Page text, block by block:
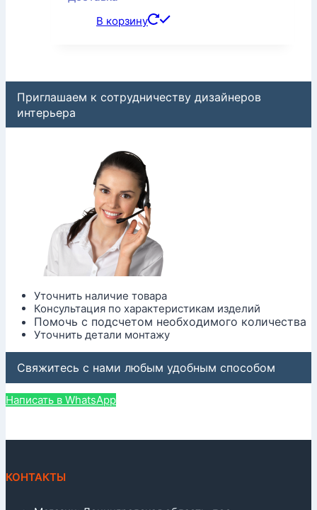
В корзину
Приглашаем к сотрудничеству дизайнеров
интерьера
Уточнить наличие товара
Консультация по характеристикам изделий
Помочь с подсчетом необходимого количества
Уточнить детали монтажу
Свяжитесь с нами любым удобным способом
Написать в WhatsApp
КОНТАКТЫ